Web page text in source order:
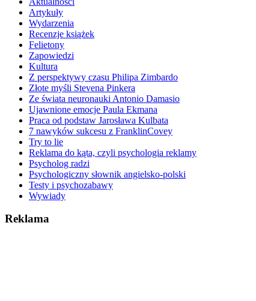
Artykuły
Wydarzenia
Recenzje książek
Felietony
Zapowiedzi
Kultura
Z perspektywy czasu Philipa Zimbardo
Złote myśli Stevena Pinkera
Ze świata neuronauki Antonio Damasio
Ujawnione emocje Paula Ekmana
Praca od podstaw Jarosława Kulbata
7 nawyków sukcesu z FranklinCovey
Try to lie
Reklama do kąta, czyli psychologia reklamy
Psycholog radzi
Psychologiczny słownik angielsko-polski
Testy i psychozabawy
Wywiady
Reklama